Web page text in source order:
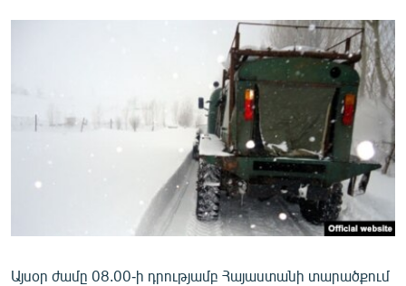
ՂԱՐԱԲԱՂ
ՄԻՋԱԶԳԱՅԻՆ
ՍՊՈՐՏ
ՄԵԿՆԱԲԱՆՈՒԹՅՈՒՆ
ԿՈՐՈՆԱՎԻՐՈՒՍ
Այսօր ժամը 08.00-ի դրությամբ Հայաստանի տարածքում